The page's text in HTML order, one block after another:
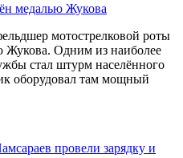
медалью Жукова
мотострелковой роты
Жукова. Одним из наиболее
стал штурм населённого
оборудовал там мощный
провели зарядку и